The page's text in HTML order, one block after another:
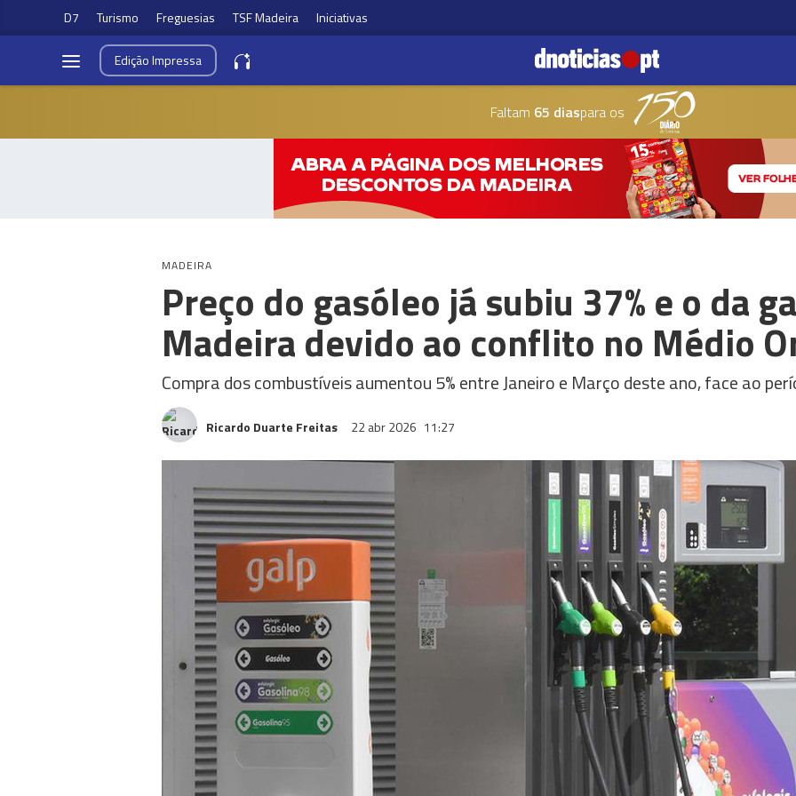
D7 Turismo Freguesias TSF Madeira Iniciativas
EdiçãoImpressa
Faltam 65 diaspara os
MADEIRA
Preço do gasóleo já subiu 37% e o da
Madeira devido ao conflito no Médio
Compra dos combustíveis aumentou 5% entre Janeiro e Março deste ano, face ao
Ricardo Duarte Freitas 22 abr 2026 11:27